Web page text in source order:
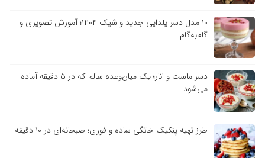
۱۰ مدل دسر یلدایی جدید و شیک ۱۴۰۴؛ آموزش تصویری و
گام‌به‌گام
دسر ماست و انار؛ یک میان‌وعده سالم که در ۵ دقیقه آماده
می‌شود
طرز تهیه پنکیک خانگی ساده و فوری؛ صبحانه‌ای در ۱۰ دقیقه